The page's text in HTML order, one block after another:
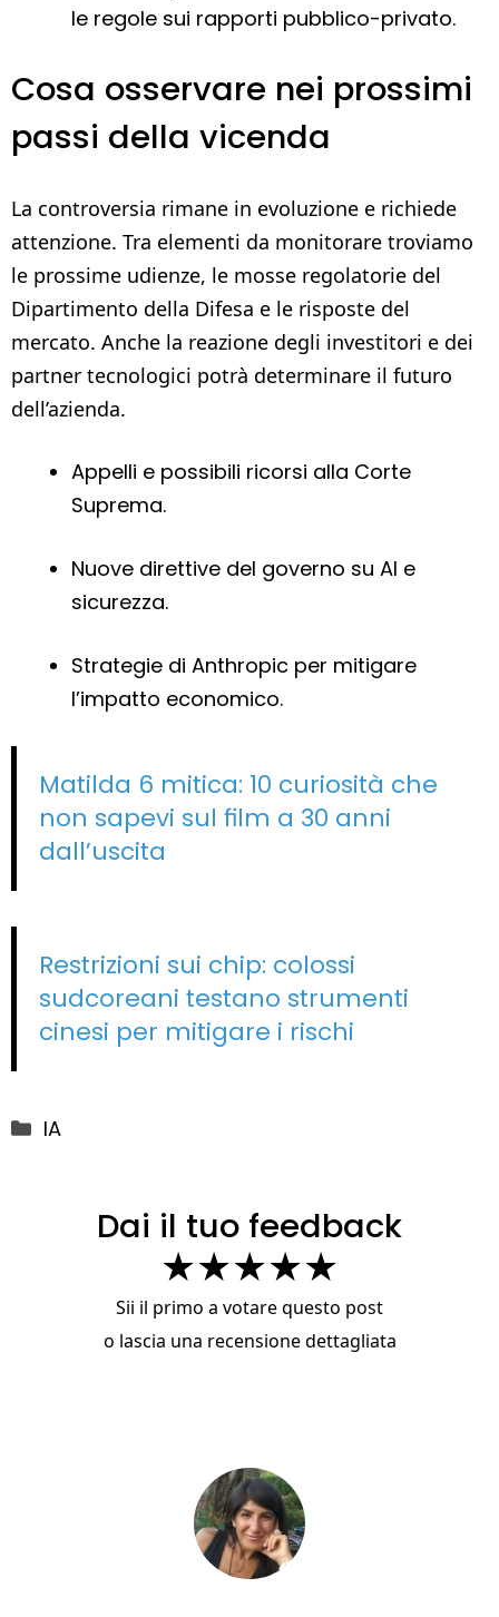
le regole sui rapporti pubblico-privato.
Cosa osservare nei prossimi
passi della vicenda
La controversia rimane in evoluzione e richiede
attenzione. Tra elementi da monitorare troviamo
le prossime udienze, le mosse regolatorie del
Dipartimento della Difesa e le risposte del
mercato. Anche la reazione degli investitori e dei
partner tecnologici potrà determinare il futuro
dell’azienda.
Appelli e possibili ricorsi alla Corte
Suprema.
Nuove direttive del governo su AI e
sicurezza.
Strategie di Anthropic per mitigare
l’impatto economico.
Matilda 6 mitica: 10 curiosità che
non sapevi sul film a 30 anni
dall’uscita
Restrizioni sui chip: colossi
sudcoreani testano strumenti
cinesi per mitigare i rischi
Categorie
IA
Dai il tuo feedback
★★★★★
Sii il primo a votare questo post
o lascia una recensione dettagliata